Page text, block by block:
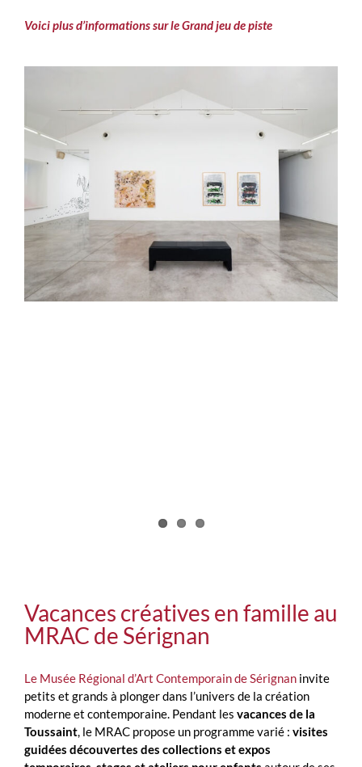
Voici plus d’informations sur le Grand jeu de piste
Vacances créatives en famille au
MRAC de Sérignan
Le Musée Régional d’Art Contemporain de Sérignaninvite
petits et grands à plonger dans l’univers de la création
moderne et contemporaine. Pendant les vacances de la
Toussaint, le MRAC propose un programme varié : visites
guidées découvertes des collections et expos